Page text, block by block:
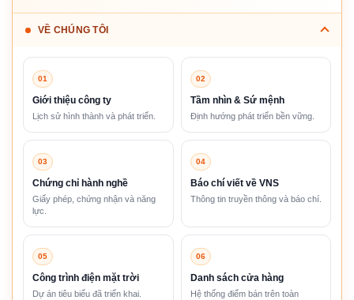
VỀ CHÚNG TÔI
01
Giới thiệu công ty
Lịch sử hình thành và phát triển.
02
Tầm nhìn & Sứ mệnh
Định hướng phát triển bền vững.
03
Chứng chỉ hành nghề
Giấy phép, chứng nhận và năng
lực.
04
Báo chí viết về VNS
Thông tin truyền thông và báo chí.
05
Công trình điện mặt trời
Dự án tiêu biểu đã triển khai.
06
Danh sách cửa hàng
Hệ thống điểm bán trên toàn